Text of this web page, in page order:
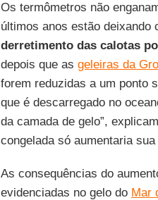
Os termômetros não
últimos anos estão
derretimento das calotas
depois que as geleiras da
forem reduzidas a um ponto
que é descarregado no
da camada de gelo”,
congelada só aumentaria
As consequências do
evidenciadas no gelo do Mar